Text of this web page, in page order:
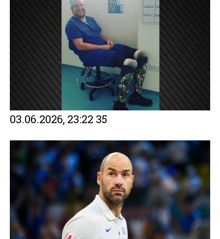
03.06.2026, 23:22 35